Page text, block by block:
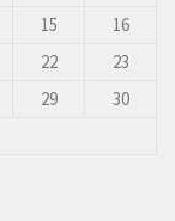
15
16
22
23
29
30